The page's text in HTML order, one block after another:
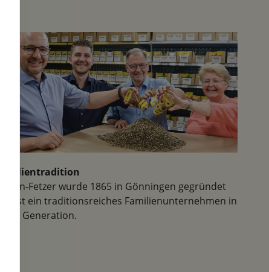
Familientradition
Samen-Fetzer wurde 1865 in Gönningen gegründet
und ist ein traditionsreiches Familienunternehmen in
der 6. Generation.